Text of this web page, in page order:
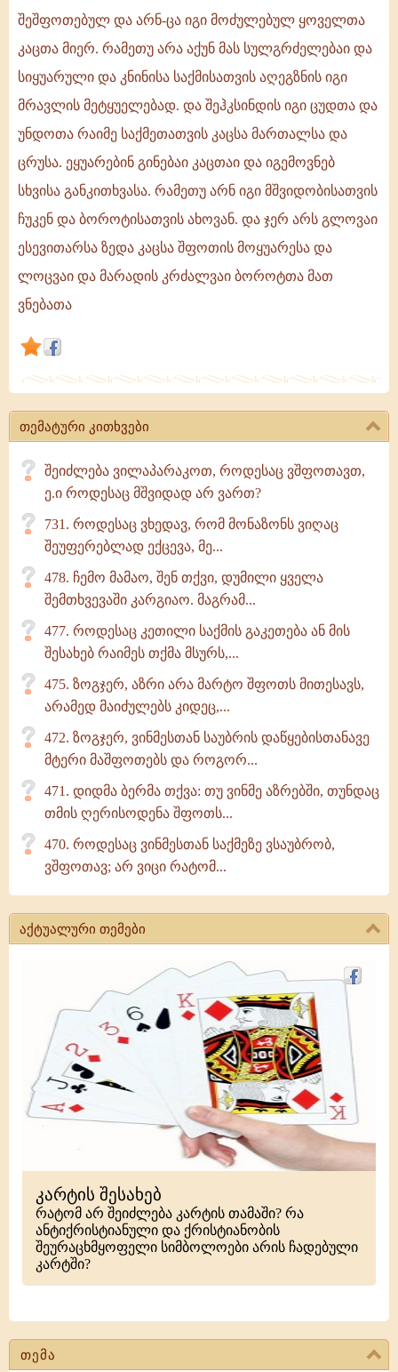
თემა
შეშფოთებულ და არნ-ცა იგი მოძულებულ ყოველთა
კაცთა მიერ. რამეთუ არა აქუნ მას სულგრძელებაი და
სიყუარული და კნინისა საქმისათვის აღეგზნის იგი
მრავლის მეტყუელებად. და შეჰკსინდის იგი ცუდთა და
უნდოთა რაიმე საქმეთათვის კაცსა მართალსა და
ცრუსა. ეყუარებინ გინებაი კაცთაი და იგემოვნებ
სხვისა განკითხვასა. რამეთუ არნ იგი მშვიდობისათვის
ჩუკენ და ბოროტისათვის ახოვან. და ჯერ არს გლოვაი
ესევითარსა ზედა კაცსა შფოთის მოყუარესა და
ლოცვაი და მარადის კრძალვაი ბოროტთა მათ
ვნებათა
თემატური კითხვები
შეიძლება ვილაპარაკოთ, როდესაც ვშფოთავთ,
ე.ი როდესაც მშვიდად არ ვართ?
731. როდესაც ვხედავ, რომ მონაზონს ვიღაც
შეუფერებლად ექცევა, მე...
478. ჩემო მამაო, შენ თქვი, დუმილი ყველა
შემთხვევაში კარგიაო. მაგრამ...
477. როდესაც კეთილი საქმის გაკეთება ან მის
შესახებ რაიმეს თქმა მსურს,...
475. ზოგჯერ, აზრი არა მარტო შფოთს მითესავს,
არამედ მაიძულებს კიდეც,...
472. ზოგჯერ, ვინმესთან საუბრის დაწყებისთანავე
მტერი მაშფოთებს და როგორ...
471. დიდმა ბერმა თქვა: თუ ვინმე აზრებში, თუნდაც
თმის ღერისოდენა შფოთს...
470. როდესაც ვინმესთან საქმეზე ვსაუბრობ,
ვშფოთავ; არ ვიცი რატომ...
აქტუალური თემები
კარტის შესახებ
რატომ არ შეიძლება კარტის თამაში? რა
ანტიქრისტიანული და ქრისტიანობის
შეურაცხმყოფელი სიმბოლოები არის ჩადებული
კარტში?